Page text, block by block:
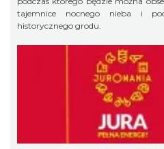
tajemnice nocnego nieba i
historycznego grodu.